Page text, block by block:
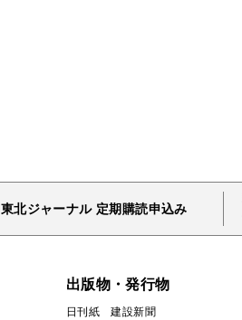
東北ジャーナル 定期購読申込み
出版物・発行物
日刊紙 建設新聞